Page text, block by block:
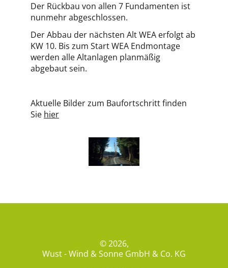
Der Rückbau von allen 7 Fundamenten ist
nunmehr abgeschlossen.
Der Abbau der nächsten Alt WEA erfolgt ab
KW 10. Bis zum Start WEA Endmontage
werden alle Altanlagen planmäßig
abgebaut sein.
Aktuelle Bilder zum Baufortschritt finden
Sie hier
© 2026,
Wust - Wind & Sonne GmbH & Co. KG